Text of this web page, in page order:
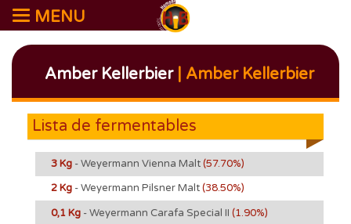
MENU
Amber Kellerbier| Amber Kellerbier
Lista de fermentables
3 Kg - Weyermann Vienna Malt(57.70%)
2 Kg - Weyermann Pilsner Malt(38.50%)
0,1 Kg - Weyermann Carafa Special II (1.90%)